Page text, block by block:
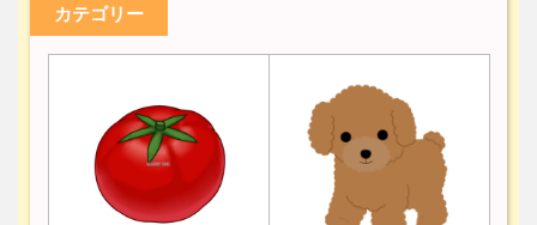
カテゴリー